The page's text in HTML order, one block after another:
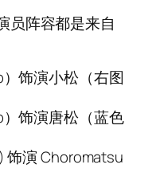
员阵容都是来自
饰演小松（右图
饰演唐松（蓝色
演 Choromatsu